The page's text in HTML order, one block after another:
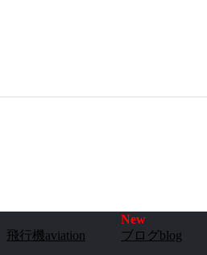
飛行機aviation ブログblog